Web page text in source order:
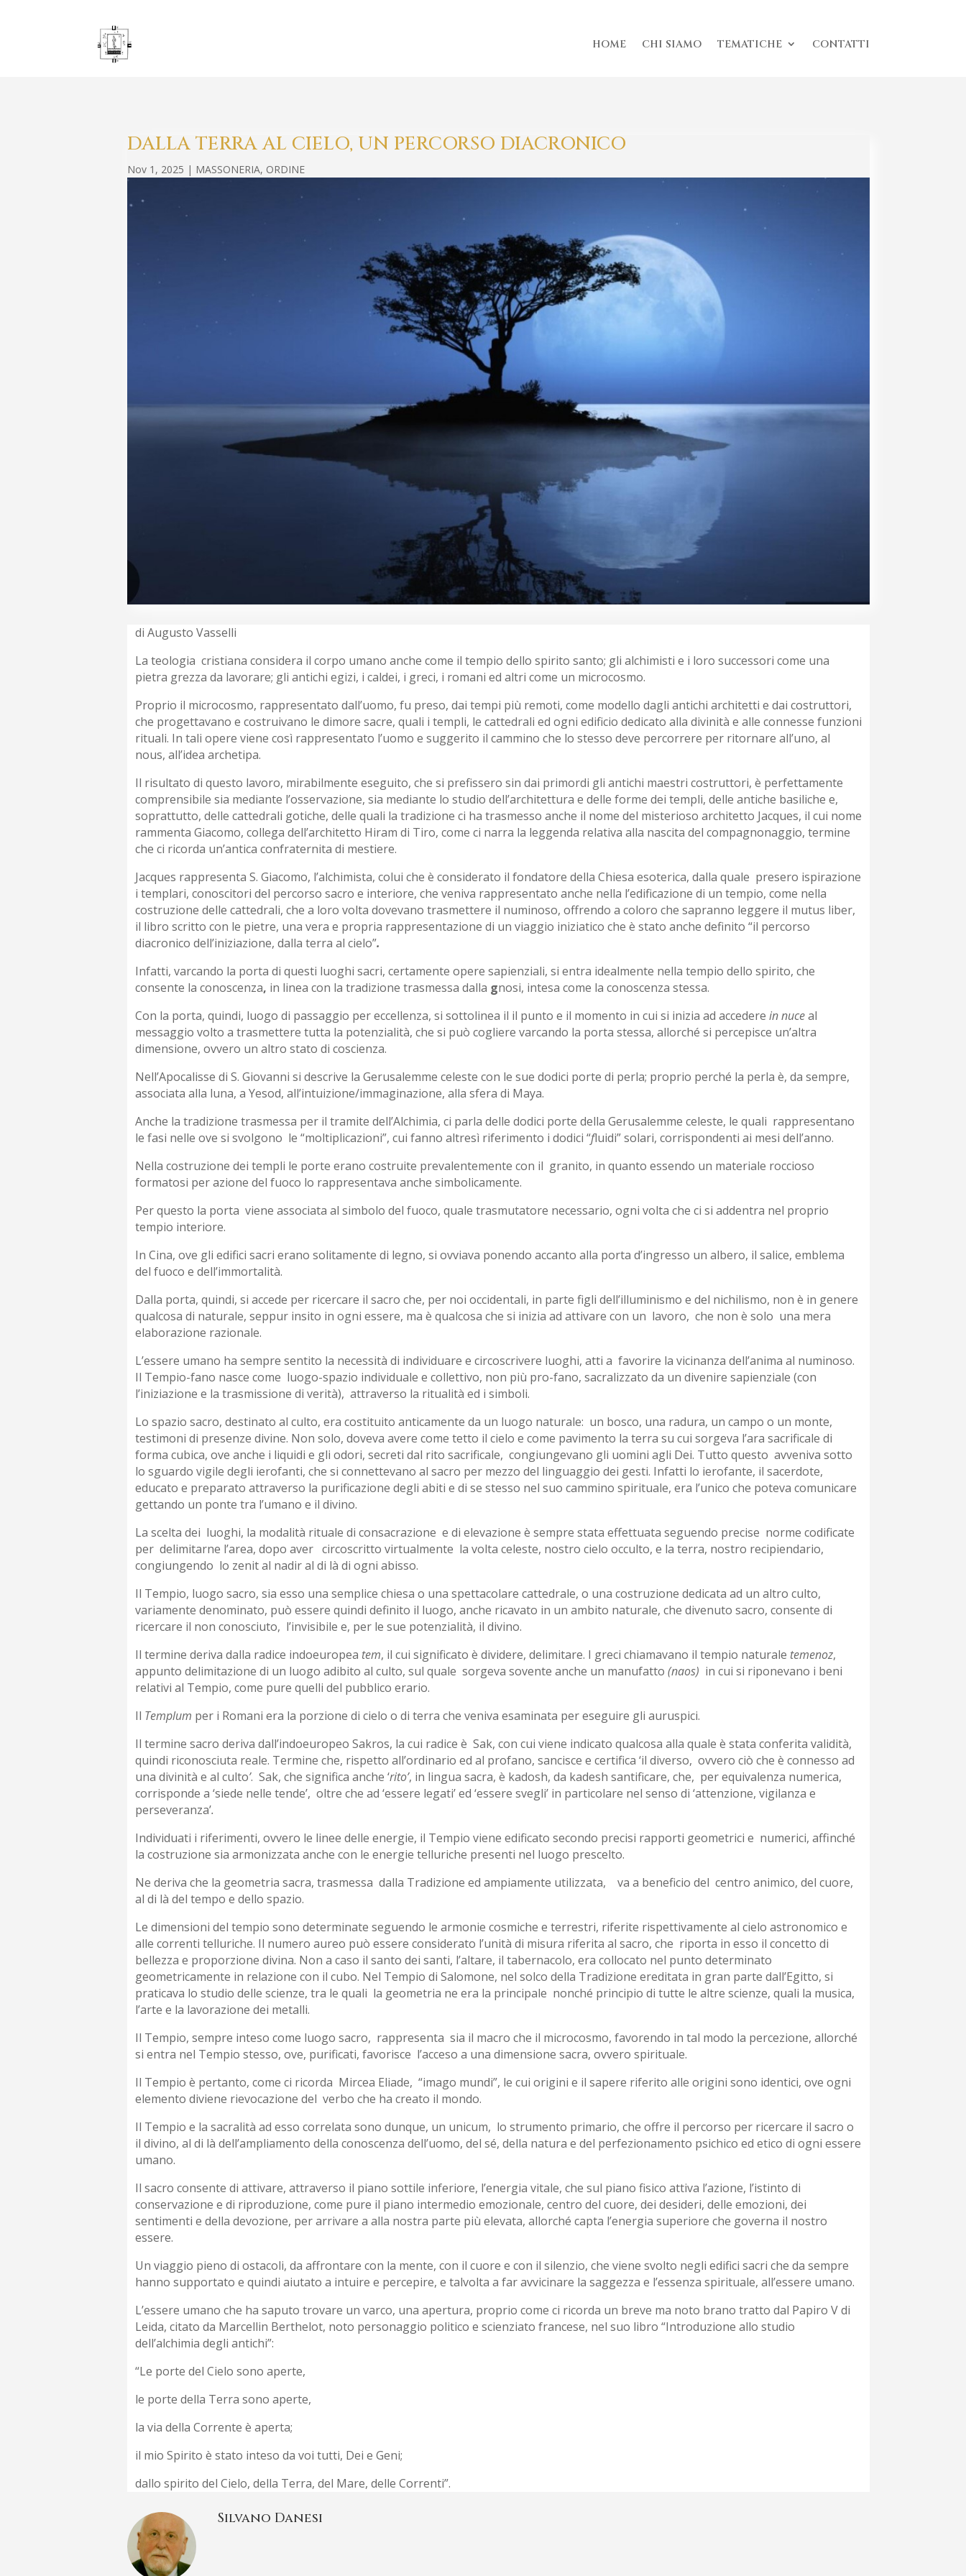
HOME CHI SIAMO TEMATICHE CONTATTI
DALLA TERRA AL CIELO, UN PERCORSO DIACRONICO
Nov 1, 2025 | MASSONERIA, ORDINE
di Augusto Vasselli
La teologia cristiana considera il corpo umano anche come il tempio dello spirito santo; gli alchimisti e i loro successori come una
pietra grezza da lavorare; gli antichi egizi, i caldei, i greci, i romani ed altri come un microcosmo.
Proprio il microcosmo, rappresentato dall’uomo, fu preso, dai tempi più remoti, come modello dagli antichi architetti e dai costruttori,
che progettavano e costruivano le dimore sacre, quali i templi, le cattedrali ed ogni edificio dedicato alla divinità e alle connesse funzioni
rituali. In tali opere viene così rappresentato l’uomo e suggerito il cammino che lo stesso deve percorrere per ritornare all’uno, al
nous, all’idea archetipa.
Il risultato di questo lavoro, mirabilmente eseguito, che si prefissero sin dai primordi gli antichi maestri costruttori, è perfettamente
comprensibile sia mediante l’osservazione, sia mediante lo studio dell’architettura e delle forme dei templi, delle antiche basiliche e,
soprattutto, delle cattedrali gotiche, delle quali la tradizione ci ha trasmesso anche il nome del misterioso architetto Jacques, il cui nome
rammenta Giacomo, collega dell’architetto Hiram di Tiro, come ci narra la leggenda relativa alla nascita del compagnonaggio, termine
che ci ricorda un’antica confraternita di mestiere.
Jacques rappresenta S. Giacomo, l’alchimista, colui che è considerato il fondatore della Chiesa esoterica, dalla quale presero ispirazione
i templari, conoscitori del percorso sacro e interiore, che veniva rappresentato anche nella l’edificazione di un tempio, come nella
costruzione delle cattedrali, che a loro volta dovevano trasmettere il numinoso, offrendo a coloro che sapranno leggere il mutus liber,
il libro scritto con le pietre, una vera e propria rappresentazione di un viaggio iniziatico che è stato anche definito “il percorso
diacronico dell’iniziazione, dalla terra al cielo”.
Infatti, varcando la porta di questi luoghi sacri, certamente opere sapienziali, si entra idealmente nella tempio dello spirito, che
consente la conoscenza, in linea con la tradizione trasmessa dalla gnosi, intesa come la conoscenza stessa.
Con la porta, quindi, luogo di passaggio per eccellenza, si sottolinea il il punto e il momento in cui si inizia ad accedere in nuceal
messaggio volto a trasmettere tutta la potenzialità, che si può cogliere varcando la porta stessa, allorché si percepisce un’altra
dimensione, ovvero un altro stato di coscienza.
Nell’Apocalisse di S. Giovanni si descrive la Gerusalemme celeste con le sue dodici porte di perla; proprio perché la perla è, da sempre,
associata alla luna, a Yesod, all’intuizione/immaginazione, alla sfera di Maya.
Anche la tradizione trasmessa per il tramite dell’Alchimia, ci parla delle dodici porte della Gerusalemme celeste, le quali rappresentano
le fasi nelle ove si svolgono le “moltiplicazioni”, cui fanno altresì riferimento i dodici “fluidi” solari, corrispondenti ai mesi dell’anno.
Nella costruzione dei templi le porte erano costruite prevalentemente con il granito, in quanto essendo un materiale roccioso
formatosi per azione del fuoco lo rappresentava anche simbolicamente.
Per questo la porta viene associata al simbolo del fuoco, quale trasmutatore necessario, ogni volta che ci si addentra nel proprio
tempio interiore.
In Cina, ove gli edifici sacri erano solitamente di legno, si ovviava ponendo accanto alla porta d’ingresso un albero, il salice, emblema
del fuoco e dell’immortalità.
Dalla porta, quindi, si accede per ricercare il sacro che, per noi occidentali, in parte figli dell’illuminismo e del nichilismo, non è in genere
qualcosa di naturale, seppur insito in ogni essere, ma è qualcosa che si inizia ad attivare con un lavoro, che non è solo una mera
elaborazione razionale.
L’essere umano ha sempre sentito la necessità di individuare e circoscrivere luoghi, atti a favorire la vicinanza dell’anima al numinoso.
Il Tempio-fano nasce come luogo-spazio individuale e collettivo, non più pro-fano, sacralizzato da un divenire sapienziale (con
l’iniziazione e la trasmissione di verità), attraverso la ritualità ed i simboli.
Lo spazio sacro, destinato al culto, era costituito anticamente da un luogo naturale: un bosco, una radura, un campo o un monte,
testimoni di presenze divine. Non solo, doveva avere come tetto il cielo e come pavimento la terra su cui sorgeva l’ara sacrificale di
forma cubica, ove anche i liquidi e gli odori, secreti dal rito sacrificale, congiungevano gli uomini agli Dei. Tutto questo avveniva sotto
lo sguardo vigile degli ierofanti, che si connettevano al sacro per mezzo del linguaggio dei gesti. Infatti lo ierofante, il sacerdote,
educato e preparato attraverso la purificazione degli abiti e di se stesso nel suo cammino spirituale, era l’unico che poteva comunicare
gettando un ponte tra l’umano e il divino.
La scelta dei luoghi, la modalità rituale di consacrazione e di elevazione è sempre stata effettuata seguendo precise norme codificate
per delimitarne l’area, dopo aver circoscritto virtualmente la volta celeste, nostro cielo occulto, e la terra, nostro recipiendario,
congiungendo lo zenit al nadir al di là di ogni abisso.
Il Tempio, luogo sacro, sia esso una semplice chiesa o una spettacolare cattedrale, o una costruzione dedicata ad un altro culto,
variamente denominato, può essere quindi definito il luogo, anche ricavato in un ambito naturale, che divenuto sacro, consente di
ricercare il non conosciuto, l’invisibile e, per le sue potenzialità, il divino.
Il termine deriva dalla radice indoeuropea tem, il cui significato è dividere, delimitare. I greci chiamavano il tempio naturale temenoz,
appunto delimitazione di un luogo adibito al culto, sul quale sorgeva sovente anche un manufatto (naos) in cui si riponevano i beni
relativi al Tempio, come pure quelli del pubblico erario.
Il Templum per i Romani era la porzione di cielo o di terra che veniva esaminata per eseguire gli auruspici.
Il termine sacro deriva dall’indoeuropeo Sakros, la cui radice è Sak, con cui viene indicato qualcosa alla quale è stata conferita validità,
quindi riconosciuta reale. Termine che, rispetto all’ordinario ed al profano, sancisce e certifica ‘il diverso, ovvero ciò che è connesso ad
una divinità e al culto’. Sak, che significa anche ‘rito’, in lingua sacra, è kadosh, da kadesh santificare, che, per equivalenza numerica,
corrisponde a ‘siede nelle tende’, oltre che ad ‘essere legati’ ed ‘essere svegli’ in particolare nel senso di ‘attenzione, vigilanza e
perseveranza’.
Individuati i riferimenti, ovvero le linee delle energie, il Tempio viene edificato secondo precisi rapporti geometrici e numerici, affinché
la costruzione sia armonizzata anche con le energie telluriche presenti nel luogo prescelto.
Ne deriva che la geometria sacra, trasmessa dalla Tradizione ed ampiamente utilizzata, va a beneficio del centro animico, del cuore,
al di là del tempo e dello spazio.
Le dimensioni del tempio sono determinate seguendo le armonie cosmiche e terrestri, riferite rispettivamente al cielo astronomico e
alle correnti telluriche. Il numero aureo può essere considerato l’unità di misura riferita al sacro, che riporta in esso il concetto di
bellezza e proporzione divina. Non a caso il santo dei santi, l’altare, il tabernacolo, era collocato nel punto determinato
geometricamente in relazione con il cubo. Nel Tempio di Salomone, nel solco della Tradizione ereditata in gran parte dall’Egitto, si
praticava lo studio delle scienze, tra le quali la geometria ne era la principale nonché principio di tutte le altre scienze, quali la musica,
l’arte e la lavorazione dei metalli.
Il Tempio, sempre inteso come luogo sacro, rappresenta sia il macro che il microcosmo, favorendo in tal modo la percezione, allorché
si entra nel Tempio stesso, ove, purificati, favorisce l’acceso a una dimensione sacra, ovvero spirituale.
Il Tempio è pertanto, come ci ricorda Mircea Eliade, “imago mundi”, le cui origini e il sapere riferito alle origini sono identici, ove ogni
elemento diviene rievocazione del verbo che ha creato il mondo.
Il Tempio e la sacralità ad esso correlata sono dunque, un unicum, lo strumento primario, che offre il percorso per ricercare il sacro o
il divino, al di là dell’ampliamento della conoscenza dell’uomo, del sé, della natura e del perfezionamento psichico ed etico di ogni essere
umano.
Il sacro consente di attivare, attraverso il piano sottile inferiore, l’energia vitale, che sul piano fisico attiva l’azione, l’istinto di
conservazione e di riproduzione, come pure il piano intermedio emozionale, centro del cuore, dei desideri, delle emozioni, dei
sentimenti e della devozione, per arrivare a alla nostra parte più elevata, allorché capta l’energia superiore che governa il nostro
essere.
Un viaggio pieno di ostacoli, da affrontare con la mente, con il cuore e con il silenzio, che viene svolto negli edifici sacri che da sempre
hanno supportato e quindi aiutato a intuire e percepire, e talvolta a far avvicinare la saggezza e l’essenza spirituale, all’essere umano.
L’essere umano che ha saputo trovare un varco, una apertura, proprio come ci ricorda un breve ma noto brano tratto dal Papiro V di
Leida, citato da Marcellin Berthelot, noto personaggio politico e scienziato francese, nel suo libro “Introduzione allo studio
dell’alchimia degli antichi”:
“Le porte del Cielo sono aperte,
le porte della Terra sono aperte,
la via della Corrente è aperta;
il mio Spirito è stato inteso da voi tutti, Dei e Geni;
dallo spirito del Cielo, della Terra, del Mare, delle Correnti”.
Silvano Danesi